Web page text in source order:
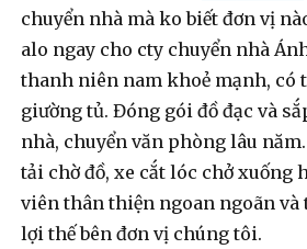
chuyển nhà mà ko biết đơn vị
alo ngay cho cty chuyển nhà
thanh niên nam khoẻ mạnh, có
giường tủ. Đóng gói đồ đạc và
nhà, chuyển văn phòng lâu
tải chờ đồ, xe cắt lóc chở xuống
viên thân thiện ngoan ngoãn và
lợi thế bên đơn vị chúng tôi.